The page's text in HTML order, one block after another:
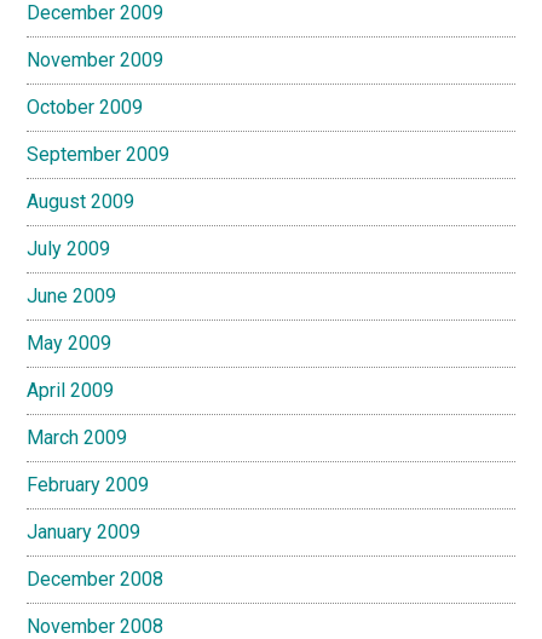
December 2009
November 2009
October 2009
September 2009
August 2009
July 2009
June 2009
May 2009
April 2009
March 2009
February 2009
January 2009
December 2008
November 2008